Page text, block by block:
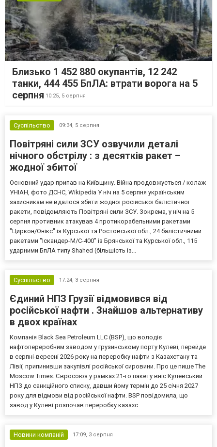
Близько 1 452 880 окупантів, 12 242
танки, 444 455 БпЛА: втрати ворога на 5
серпня 10:25, 5 серпня
Суспільство 09:34, 5 серпня
Повітряні сили ЗСУ озвучили деталі
нічного обстрілу : з десятків ракет –
жодної збитої
Основний удар припав на Київщину. Війна продовжується / колаж
УНІАН, фото ДСНС, Wikipedia У ніч на 5 серпня українським
захисникам не вдалося збити жодної російської балістичної
ракети, повідомляють Повітряні сили ЗСУ. Зокрема, у ніч на 5
серпня противник атакував 4 протикорабельними ракетами
"Циркон/Онікс" із Курської та Ростовської обл., 24 балістичними
ракетами "Іскандер-М/С-400" із Брянської та Курської обл., 115
ударними БпЛА типу Shahed (більшість із...
Суспільство 17:24, 3 серпня
Єдиний НПЗ Грузії відмовився від
російської нафти . Знайшов альтернативу
в двох країнах
Компанія Black Sea Petroleum LLC (BSP), що володіє
нафтопереробним заводом у грузинському порту Кулеві, перейде
в серпні-вересні 2026 року на переробку нафти з Казахстану та
Лівії, припинивши закупівлі російської сировини. Про це пише The
Moscow Times. Євросоюз у рамках 21-го пакету вніс Кулевський
НПЗ до санкційного списку, давши йому термін до 25 січня 2027
року для відмови від російської нафти. BSP повідомила, що
завод у Кулеві розпочав переробку казахс...
Новини компаній 17:09, 3 серпня